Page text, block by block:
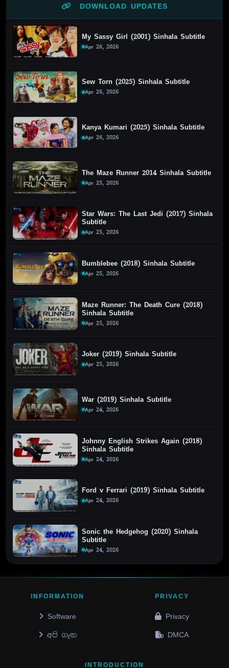
DOWNLOAD UPDATES
My Sassy Girl (2001) Sinhala Subtitle
Apr 26, 2026
Sew Torn (2025) Sinhala Subtitle
Apr 26, 2026
Kanya Kumari (2025) Sinhala Subtitle
Apr 26, 2026
The Maze Runner 2014 Sinhala Subtitle
Apr 25, 2026
Star Wars: The Last Jedi (2017) Sinhala
Subtitle
Apr 25, 2026
Bumblebee (2018) Sinhala Subtitle
Apr 25, 2026
Maze Runner: The Death Cure (2018)
Sinhala Subtitle
Apr 25, 2026
Joker (2019) Sinhala Subtitle
Apr 25, 2026
War (2019) Sinhala Subtitle
Apr 24, 2026
Johnny English Strikes Again (2018)
Sinhala Subtitle
Apr 24, 2026
Ford v Ferrari (2019) Sinhala Subtitle
Apr 24, 2026
Sonic the Hedgehog (2020) Sinhala
Subtitle
Apr 24, 2026
INFORMATION
Software
අපි ගැන
PRIVACY
Privacy
DMCA
INTRODUCTION